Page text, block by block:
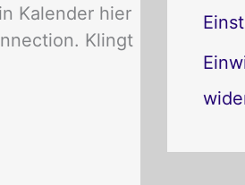
Kalender hier
Klingt